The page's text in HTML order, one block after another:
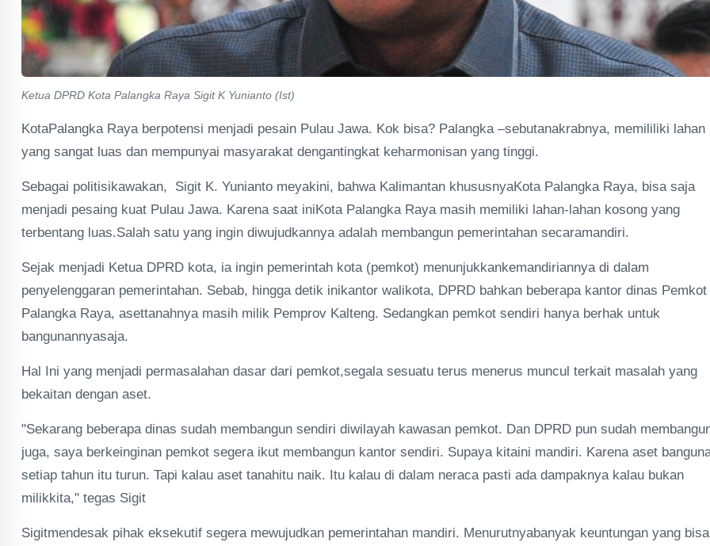
Ketua DPRD Kota Palangka Raya Sigit K Yunianto (Ist)
KotaPalangka Raya berpotensi menjadi pesain Pulau Jawa. Kok bisa? Palangka –sebutanakrabnya, memililiki lahan
yang sangat luas dan mempunyai masyarakat dengantingkat keharmonisan yang tinggi.
Sebagai politisikawakan, Sigit K. Yunianto meyakini, bahwa Kalimantan khususnyaKota Palangka Raya, bisa saja
menjadi pesaing kuat Pulau Jawa. Karena saat iniKota Palangka Raya masih memiliki lahan-lahan kosong yang
terbentang luas.Salah satu yang ingin diwujudkannya adalah membangun pemerintahan secaramandiri.
Sejak menjadi Ketua DPRD kota, ia ingin pemerintah kota (pemkot) menunjukkankemandiriannya di dalam
penyelenggaran pemerintahan. Sebab, hingga detik inikantor walikota, DPRD bahkan beberapa kantor dinas Pemkot
Palangka Raya, asettanahnya masih milik Pemprov Kalteng. Sedangkan pemkot sendiri hanya berhak untuk
bangunannyasaja.
Hal Ini yang menjadi permasalahan dasar dari pemkot,segala sesuatu terus menerus muncul terkait masalah yang
bekaitan dengan aset.
"Sekarang beberapa dinas sudah membangun sendiri diwilayah kawasan pemkot. Dan DPRD pun sudah
juga, saya berkeinginan pemkot segera ikut membangun kantor sendiri. Supaya kitaini mandiri. Karena aset
setiap tahun itu turun. Tapi kalau aset tanahitu naik. Itu kalau di dalam neraca pasti ada dampaknya kalau bukan
milikkita," tegas Sigit
Sigitmendesak pihak eksekutif segera mewujudkan pemerintahan mandiri. Menurutnyabanyak keuntungan yang bisa